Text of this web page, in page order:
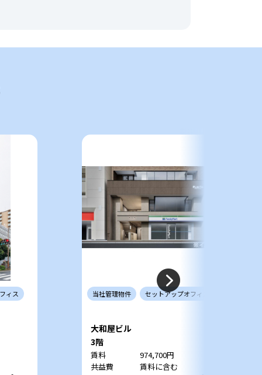
ィス 当社管理物件 セットアップオフィス
大和屋ビル
3階
賃料
974,700円
共益費
賃料に含む